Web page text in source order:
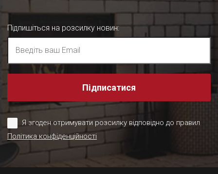
Підпишіться на розсилку новин:
Підписатися
Я згоден отримувати розсилку відповідно до правил
Політика конфіденційності